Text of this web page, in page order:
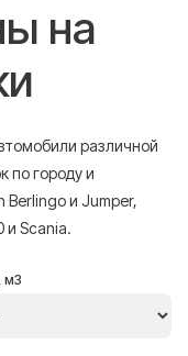
на
различной
по городу и
Berlingo и Jumper,
и Scania.
м3